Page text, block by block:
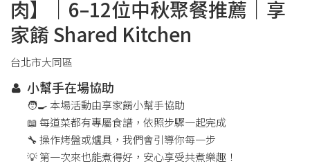
肉】｜6–12位中秋聚餐推薦｜享
家餚 Shared Kitchen
台北市大同區
小幫手在場協助
🧑‍🍳 本場活動由享家餚小幫手協助
📖 每道菜都有專屬食譜，依照步驟一起完成
🔧 操作烤盤或爐具，我們會引導你每一步
💡 第一次來也能煮得好，安心享受共煮樂趣！